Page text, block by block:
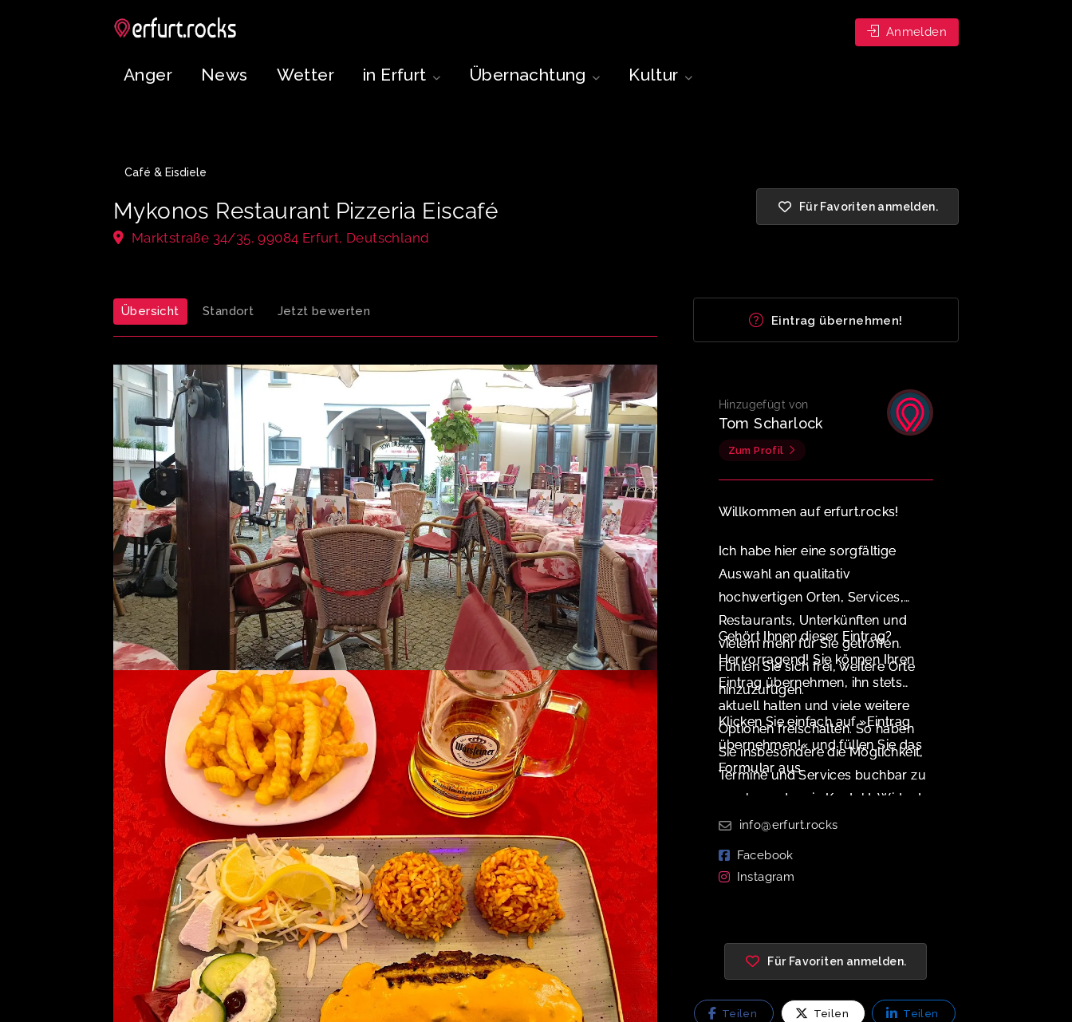
Anger News Wetter in Erfurt Übernachtung Kultur
Anmelden
Café & Eisdiele
Mykonos Restaurant Pizzeria Eiscafé
Marktstraße 34/35, 99084 Erfurt, Deutschland
Für Favoriten anmelden.
Übersicht Standort Jetzt bewerten
Eintrag übernehmen!
Hinzugefügt von
Tom Scharlock
Zum Profil
Willkommen auf erfurt.rocks!
Ich habe hier eine sorgfältige
Auswahl an qualitativ
hochwertigen Orten, Services,
Restaurants, Unterkünften und
vielem mehr für Sie getroffen.
Fühlen Sie sich frei, weitere Orte
hinzuzufügen.
Gehört Ihnen dieser Eintrag?
Hervorragend! Sie können Ihren
Eintrag übernehmen, ihn stets
aktuell halten und viele weitere
Optionen freischalten. So haben
Sie insbesondere die Möglichkeit,
Termine und Services buchbar zu
machen oder ein Kontakt-Widget
zu aktivieren.
Klicken Sie einfach auf »Eintrag
übernehmen!« und füllen Sie das
Formular aus.
info@erfurt.rocks
Facebook
Instagram
Für Favoriten anmelden.
Teilen Teilen Teilen